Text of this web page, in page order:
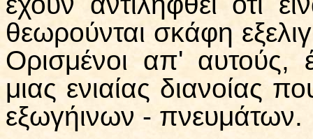
θεωρούνται σκάφη
Ορισμένοι απ' αυτούς,
μιας ενιαίας διανοίας
εξωγήινων - πνευμάτων.